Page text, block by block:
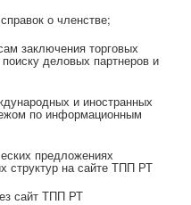
о членстве;
заключения торговых
деловых партнеров и
и иностранных
по информационным
предложениях
структур на сайте ТПП РТ
сайт ТПП РТ